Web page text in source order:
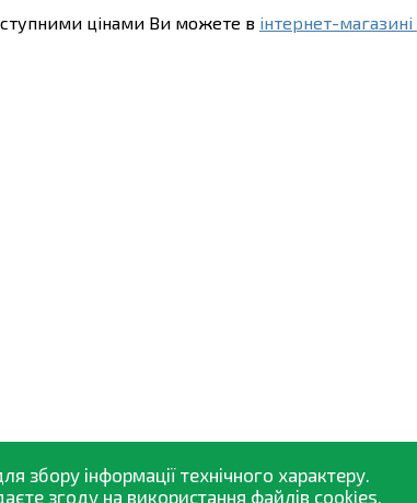
цінами Ви можете в інтернет-магазині
збору інформації технічного характеру.
згоду на використання файлів cookies.